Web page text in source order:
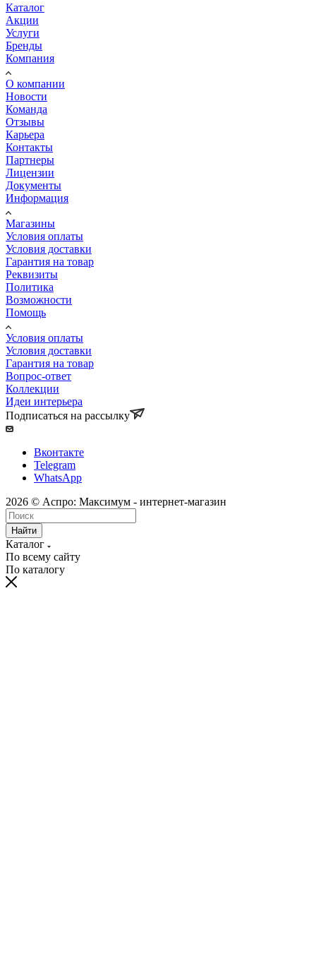
Каталог
Акции
Услуги
Бренды
Компания
О компании
Новости
Команда
Отзывы
Карьера
Контакты
Партнеры
Лицензии
Документы
Информация
Магазины
Условия оплаты
Условия доставки
Гарантия на товар
Реквизиты
Политика
Возможности
Помощь
Условия оплаты
Условия доставки
Гарантия на товар
Вопрос-ответ
Коллекции
Идеи интерьера
Подписаться на рассылку
Вконтакте
Telegram
WhatsApp
2026 © Аспро: Максимум - интернет-магазин
Найти
Каталог
По всему сайту
По каталогу